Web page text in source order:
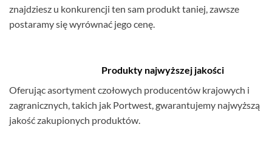
znajdziesz u konkurencji ten sam produkt taniej, zawsze
postaramy się wyrównać jego cenę.
Produkty najwyższej jakości
Oferując asortyment czołowych producentów krajowych i
zagranicznych, takich jak Portwest, gwarantujemy najwyższą
jakość zakupionych produktów.